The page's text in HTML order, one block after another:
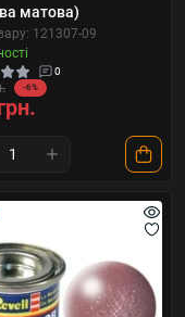
матова)
121307-09
0
-6%